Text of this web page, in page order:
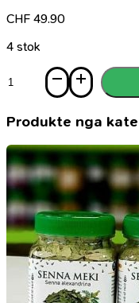
CHF 49.90
4 stok
Smart
prayer
-
sexhade
digjitale
Produkte nga